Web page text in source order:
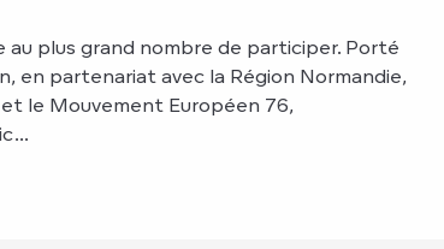
plus grand nombre de participer. Porté
en partenariat avec la Région Normandie,
le Mouvement Européen 76,